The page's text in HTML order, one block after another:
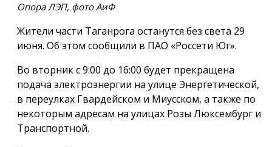
Опора ЛЭП, фото АиФ
Жители части Таганрога останутся без света 29
июня. Об этом сообщили в ПАО «Россети Юг».
Во вторник с 9:00 до 16:00 будет прекращена
подача электроэнергии на улице Энергетической,
в переулках Гвардейском и Миусском, а также по
некоторым адресам на улицах Розы Люксембург и
Транспортной.